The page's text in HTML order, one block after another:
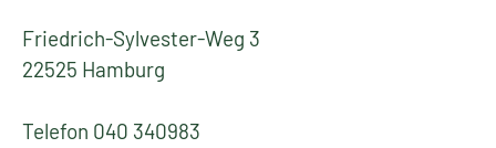
Friedrich-Sylvester-Weg 3
22525 Hamburg
Telefon 040 340983